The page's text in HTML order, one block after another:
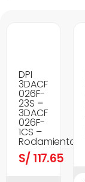
DPI
3DACF
026F-
23S =
3DACF
026F-
1CS –
Rodamientos
S/ 117.65